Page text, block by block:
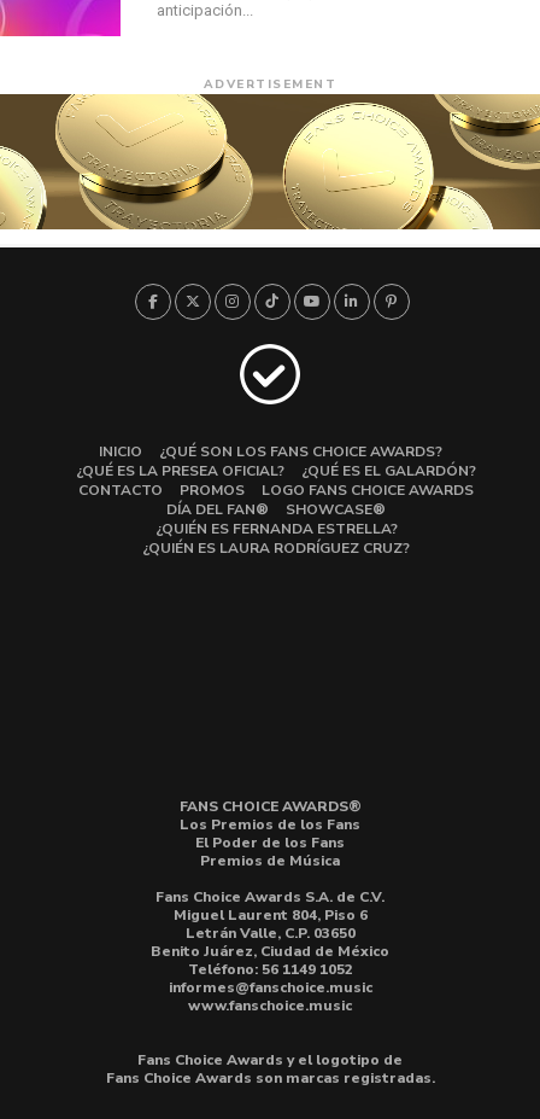
anticipación...
ADVERTISEMENT
INICIO
¿QUÉ SON LOS FANS CHOICE AWARDS?
¿QUÉ ES LA PRESEA OFICIAL?
¿QUÉ ES EL GALARDÓN?
CONTACTO
PROMOS
LOGO FANS CHOICE AWARDS
DÍA DEL FAN®
SHOWCASE®
¿QUIÉN ES FERNANDA ESTRELLA?
¿QUIÉN ES LAURA RODRÍGUEZ CRUZ?
FANS CHOICE AWARDS®
Los Premios de los Fans
El Poder de los Fans
Premios de Música
Fans Choice Awards S.A. de C.V.
Miguel Laurent 804, Piso 6
Letrán Valle, C.P. 03650
Benito Juárez, Ciudad de México
Teléfono: 56 1149 1052
informes@fanschoice.music
www.fanschoice.music
Fans Choice Awards y el logotipo de
Fans Choice Awards son marcas registradas.